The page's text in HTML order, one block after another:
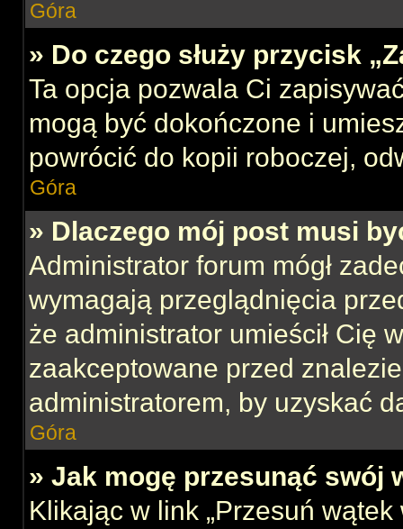
Góra
» Do czego służy przycisk
Ta opcja pozwala Ci
mogą być dokończone i
powrócić do kopii roboczej,
Góra
» Dlaczego mój post musi
Administrator forum mógł
wymagają przeglądnięcia
że administrator umieścił Cię
zaakceptowane przed
administratorem, by uzyskać
Góra
» Jak mogę przesunąć swój
Klikając w link „Przesuń